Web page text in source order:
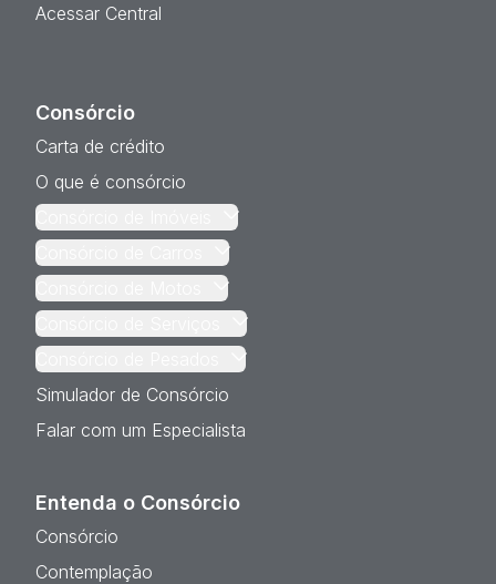
Acessar Central
Consórcio
Carta de crédito
O que é consórcio
Simulador de Consórcio
Falar com um Especialista
Entenda o Consórcio
Consórcio
Contemplação